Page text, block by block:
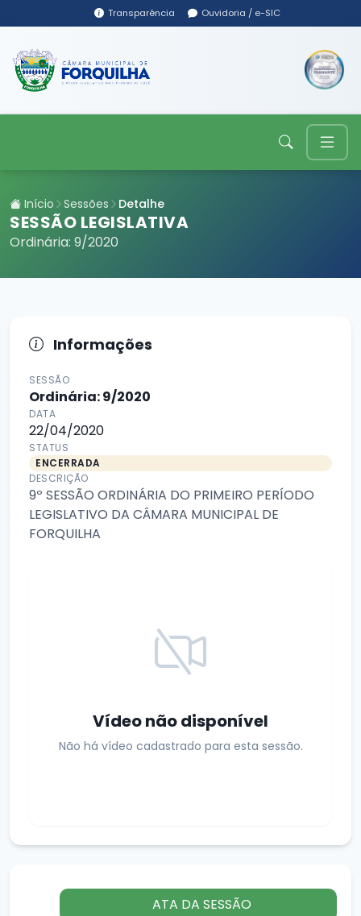
Transparência Ouvidoria / e-SIC
Início Sessões Detalhe
SESSÃO LEGISLATIVA
Ordinária: 9/2020
Informações
SESSÃO
Ordinária: 9/2020
DATA
22/04/2020
STATUS
ENCERRADA
DESCRIÇÃO
9º SESSÃO ORDINÁRIA DO PRIMEIRO PERÍODO
LEGISLATIVO DA CÂMARA MUNICIPAL DE
FORQUILHA
Vídeo não disponível
Não há vídeo cadastrado para esta sessão.
ATA DA SESSÃO